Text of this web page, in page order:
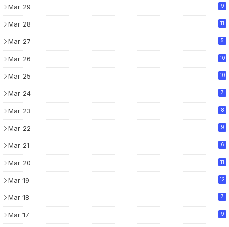
Mar 29 9
Mar 28 11
Mar 27 5
Mar 26 10
Mar 25 10
Mar 24 7
Mar 23 8
Mar 22 9
Mar 21 6
Mar 20 11
Mar 19 12
Mar 18 7
Mar 17 9